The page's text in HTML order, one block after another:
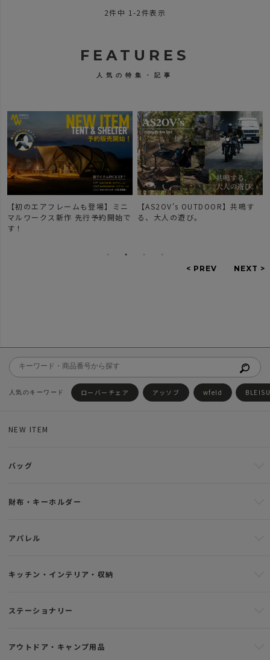
2件中 1 -2件表示
FEATURES
人気の特集・記事
【初のエアフレームも登場】ミニ
マルワークス新作 先行予約開始で
す！
【AS2OV's OUTDOOR】共鳴す
る、大人の遊び。
ローバーチェア アッソブ wfeld
NEW ITEM
バッグ
財布・キーホルダー
アパレル
キッチン・インテリア・収納
ステーショナリー
アウトドア・キャンプ用品